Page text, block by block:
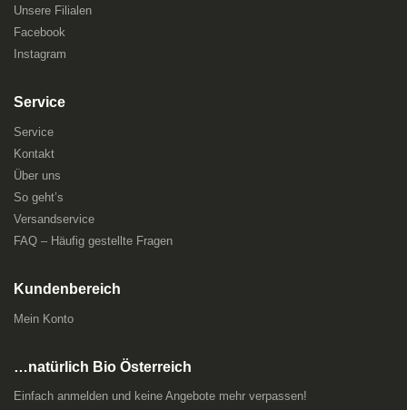
Unsere Filialen
Facebook
Instagram
Service
Service
Kontakt
Über uns
So geht’s
Versandservice
FAQ – Häufig gestellte Fragen
Kundenbereich
Mein Konto
…natürlich Bio Österreich
Einfach anmelden und keine Angebote mehr verpassen!